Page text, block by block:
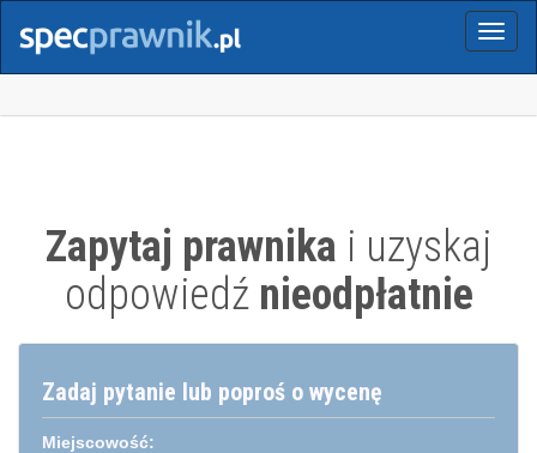
Menu
Zapytaj prawnika i uzyskaj
odpowiedźnieodpłatnie
Zadaj pytanie lub poproś o wycenę
Miejscowość: